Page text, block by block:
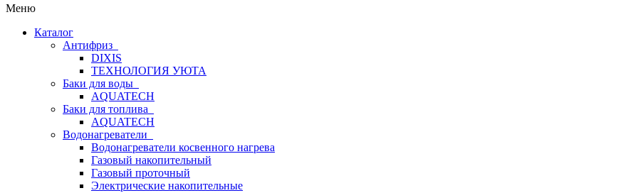
Меню
Каталог
Антифриз
DIXIS
ТЕХНОЛОГИЯ УЮТА
Баки для воды
AQUATECH
Баки для топлива
AQUATECH
Водонагреватели
Водонагреватели косвенного нагрева
Газовый накопительный
Газовый проточный
Электрические накопительные